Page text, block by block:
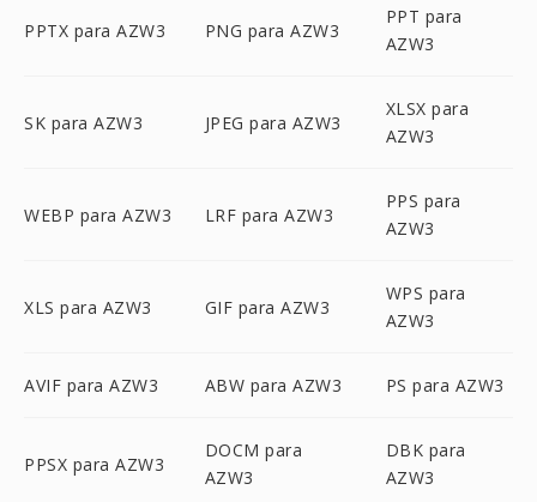
PPTX para AZW3 PNG para AZW3
PPT para
AZW3
SK para AZW3 JPEG para AZW3
XLSX para
AZW3
WEBP para AZW3 LRF para AZW3
PPS para
AZW3
XLS para AZW3 GIF para AZW3
WPS para
AZW3
AVIF para AZW3 ABW para AZW3 PS para AZW3
PPSX para AZW3
DOCM para
AZW3
DBK para
AZW3